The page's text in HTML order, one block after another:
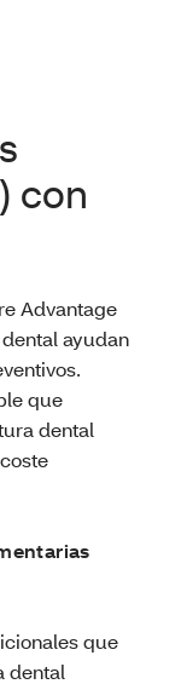
con
Advantage
ayudan
que
dental
que
dental